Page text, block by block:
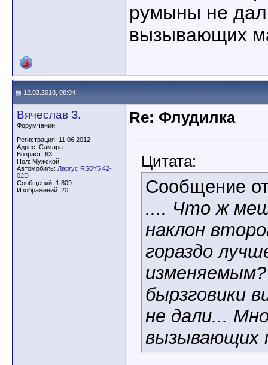
румыны не
вызывающих
12.03.2018, 08:04
Вячеслав З.
Форумчанин
Регистрация: 11.06.2012
Адрес: Самара
Возраст: 63
Пол: Мужской
Автомобиль: Ларгус RS0Y5 42-
02D
Сообщений: 1,809
Изображений: 20
Re: Флудилка
Цитата:
Сообщение
.... Что ж
наклон
гораздо
бырзговики
не дали...
вызывающих